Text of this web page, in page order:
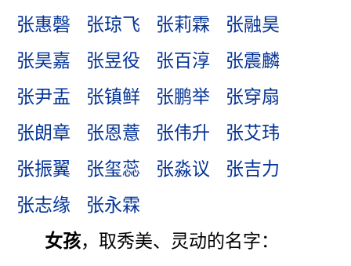
张惠磬
张琼飞 张莉霖
张融昊
张昊嘉
张昱役 张百淳
张震麟
张尹盂
张镇鲜 张鹏举
张穿扇
张朗章
张恩薏 张伟升
张艾玮
张振翼
张玺蕊 张淼议
张吉力
张志缘
张永霖
女孩，取秀美、灵动的名字：